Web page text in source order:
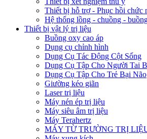
Thiết bị hỗ trợ - Phục hồi chức
Hệ thống lồng - chuồng -
Thiết bị vật lý trị liệu
Buồng oxy cao áp
Dụng cụ chỉnh hình
Dụng Cụ Tác Động Cột Sống
Dụng Cụ Tập Cho Người Tai
Dụng Cụ Tập Cho Trẻ Bại Não
Giường kéo giãn
Laser trị liệu
Máy nén ép trị liệu
Máy siêu âm trị liệu
Máy Terahertz
MÁY TỪ TRƯỜNG TRỊ